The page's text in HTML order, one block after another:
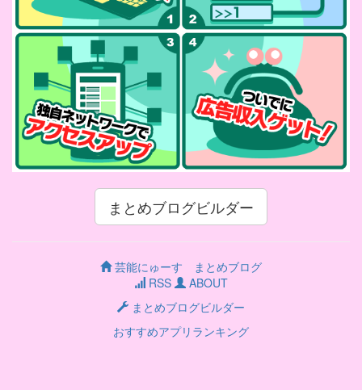
まとめブログビルダー
芸能にゅーす まとめブログ
RSS
ABOUT
まとめブログビルダー
おすすめアプリランキング